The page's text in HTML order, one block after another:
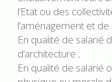
l’Etat ou des
l’aménagement et de
En qualité de salarié
d’architecture ;
En qualité de salarié